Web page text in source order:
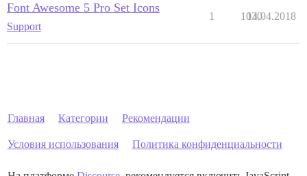
Font Awesome 5 Pro Set Icons
Support
1 1030
14.04.2018
Главная Категории Рекомендации
Условия использования Политика конфиденциальности